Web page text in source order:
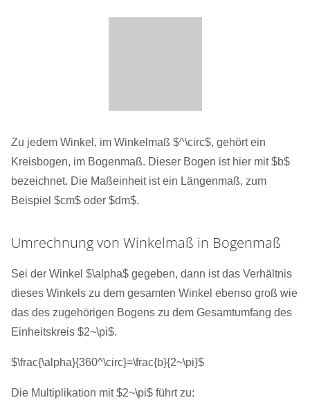
Zu jedem Winkel, im Winkelmaß $^\circ$, gehört ein
Kreisbogen, im Bogenmaß. Dieser Bogen ist hier mit $b$
bezeichnet. Die Maßeinheit ist ein Längenmaß, zum
Beispiel $cm$ oder $dm$.
Umrechnung von Winkelmaß in Bogenmaß
Sei der Winkel $\alpha$ gegeben, dann ist das Verhältnis
dieses Winkels zu dem gesamten Winkel ebenso groß wie
das des zugehörigen Bogens zu dem Gesamtumfang des
Einheitskreis $2~\pi$.
$\frac{\alpha}{360^\circ}=\frac{b}{2~\pi}$
Die Multiplikation mit $2~\pi$ führt zu: